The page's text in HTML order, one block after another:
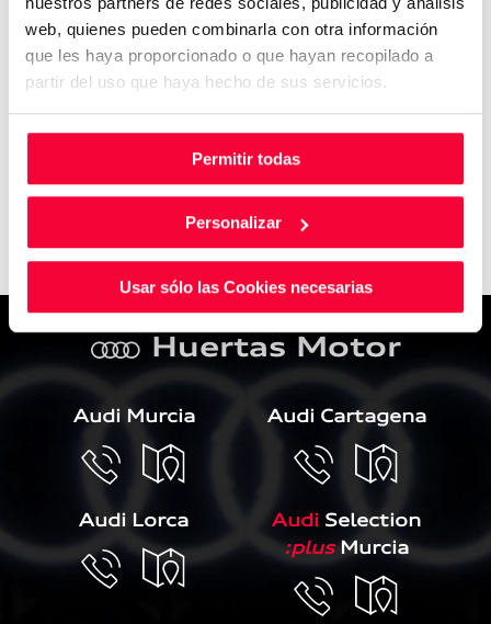
web, quienes pueden combinarla con otra información
que les haya proporcionado o que hayan recopilado a
partir del uso que haya hecho de sus servicios.
Permitir todas
Personalizar
Usar sólo las Cookies necesarias
Categorías
Noticias
Ofertas Taller
Política de Medioambiente
a Huertas Motor
Audi Murcia Audi Cartagena
Audi Lorca Audi Selection
:plusMurcia